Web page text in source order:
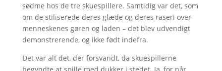
sødme hos de tre skuespillere. Samtidig var det, som
om de stiliserede deres glæde og deres raseri over
menneskenes gøren og laden – det blev udvendigt
demonstrerende, og ikke født indefra.
Det var alt det, der forsvandt, da skuespillerne